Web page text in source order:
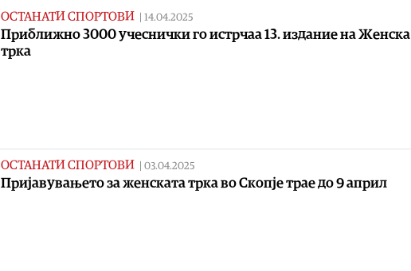
ОСТАНАТИ СПОРТОВИ 14.04.2025
Приближно 3000 учеснички го истрчаа 13. издание на Женска
трка
ОСТАНАТИ СПОРТОВИ 03.04.2025
Пријавувањето за женската трка во Скопје трае до 9 април